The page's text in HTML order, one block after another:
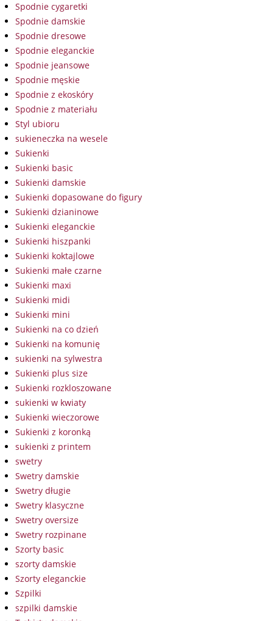
Spodnie cygaretki
Spodnie damskie
Spodnie dresowe
Spodnie eleganckie
Spodnie jeansowe
Spodnie męskie
Spodnie z ekoskóry
Spodnie z materiału
Styl ubioru
sukieneczka na wesele
Sukienki
Sukienki basic
Sukienki damskie
Sukienki dopasowane do figury
Sukienki dzianinowe
Sukienki eleganckie
Sukienki hiszpanki
Sukienki koktajlowe
Sukienki małe czarne
Sukienki maxi
Sukienki midi
Sukienki mini
Sukienki na co dzień
Sukienki na komunię
sukienki na sylwestra
Sukienki plus size
Sukienki rozkloszowane
sukienki w kwiaty
Sukienki wieczorowe
Sukienki z koronką
sukienki z printem
swetry
Swetry damskie
Swetry długie
Swetry klasyczne
Swetry oversize
Swetry rozpinane
Szorty basic
szorty damskie
Szorty eleganckie
Szpilki
szpilki damskie